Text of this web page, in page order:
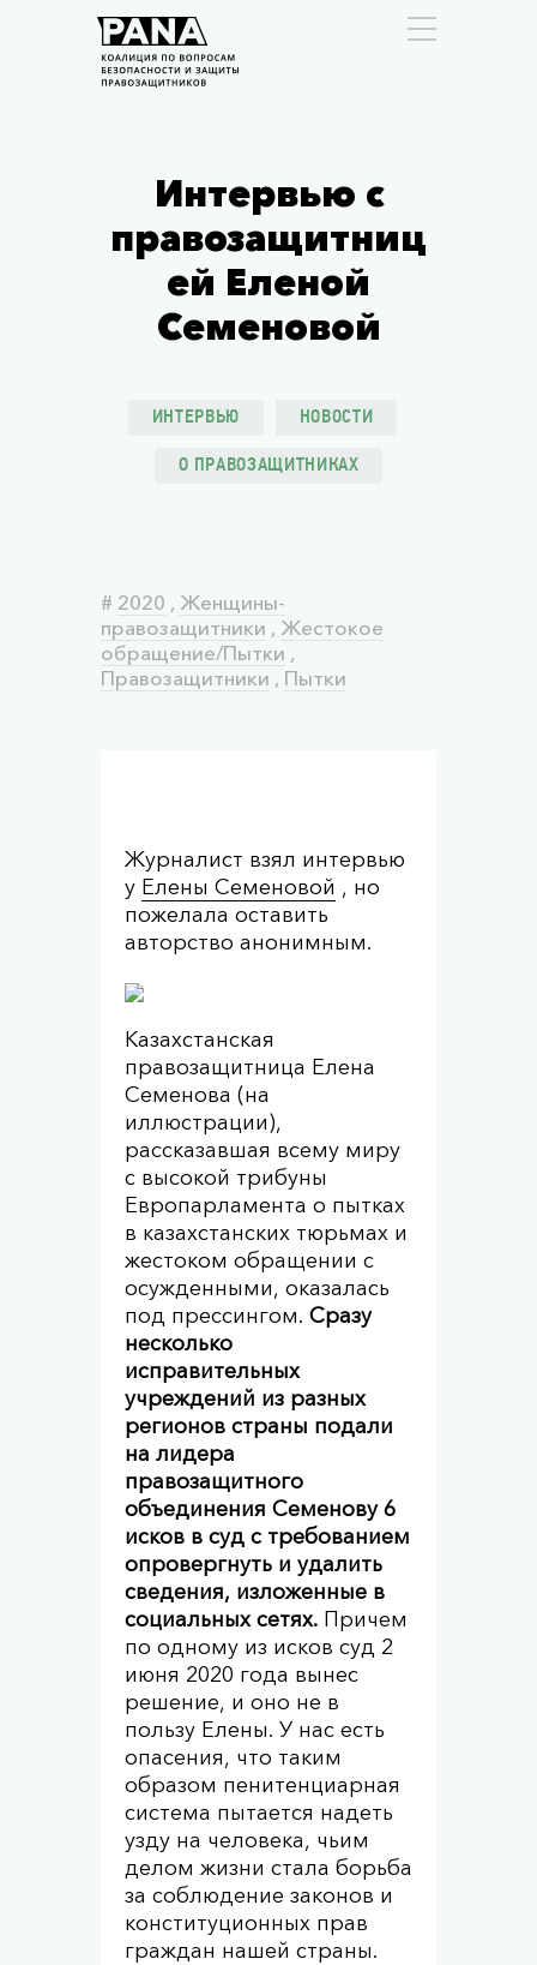
Интервью с
правозащитниц
ей Еленой
Семеновой
ИНТЕРВЬЮ НОВОСТИ
О ПРАВОЗАЩИТНИКАХ
# 2020 , Женщины-
правозащитники , Жестокое
обращение/Пытки ,
Правозащитники , Пытки
Журналист взял интервью
у Елены Семеновой , но
пожелала оставить
авторство анонимным.
Казахстанская
правозащитница Елена
Семенова (на
иллюстрации),
рассказавшая всему миру
с высокой трибуны
Европарламента о пытках
в казахстанских тюрьмах и
жестоком обращении с
осужденными, оказалась
под прессингом. Сразу
несколько
исправительных
учреждений из разных
регионов страны подали
на лидера
правозащитного
объединения Семенову 6
исков в суд с требованием
опровергнуть и удалить
сведения, изложенные в
социальных сетях. Причем
по одному из исков суд 2
июня 2020 года вынес
решение, и оно не в
пользу Елены. У нас есть
опасения, что таким
образом пенитенциарная
система пытается надеть
узду на человека, чьим
делом жизни стала борьба
за соблюдение законов и
конституционных прав
граждан нашей страны.